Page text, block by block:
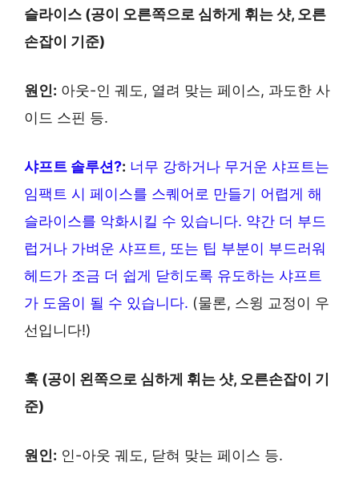
슬라이스 (공이 오른쪽으로 심하게 휘는 샷, 오른
손잡이 기준)
원인: 아웃-인 궤도, 열려 맞는 페이스, 과도한 사
이드 스핀 등.
샤프트 솔루션?: 너무 강하거나 무거운 샤프트는
임팩트 시 페이스를 스퀘어로 만들기 어렵게 해
슬라이스를 악화시킬 수 있습니다. 약간 더 부드
럽거나 가벼운 샤프트, 또는 팁 부분이 부드러워
헤드가 조금 더 쉽게 닫히도록 유도하는 샤프트
가 도움이 될 수 있습니다. (물론, 스윙 교정이 우
선입니다!)
훅 (공이 왼쪽으로 심하게 휘는 샷, 오른손잡이 기
준)
원인: 인-아웃 궤도, 닫혀 맞는 페이스 등.